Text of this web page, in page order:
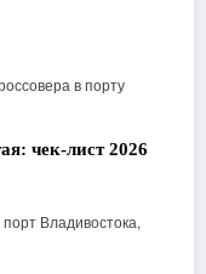
чек-лист 2026